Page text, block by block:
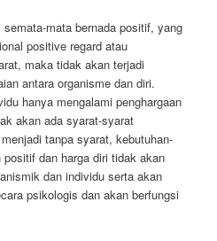
mata bernada positif, yang
positive regard atau
maka tidak akan terjadi
antara organisme dan diri.
hanya mengalami penghargaan
akan ada syarat-syarat
tanpa syarat, kebutuhan-
dan harga diri tidak akan
dan individu serta akan
psikologis dan akan berfungsi